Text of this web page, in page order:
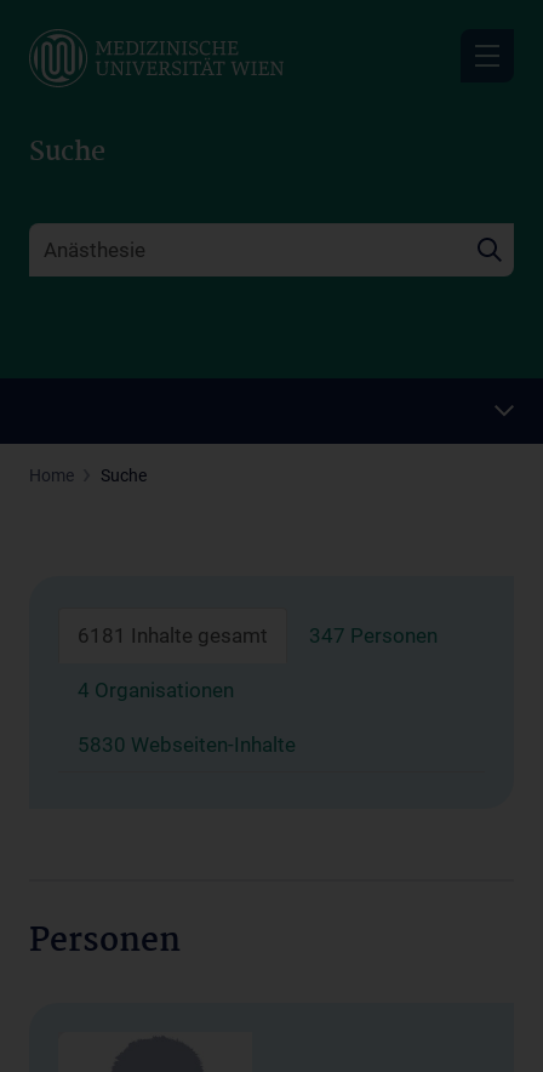
main
Suche
Home Suche
6181 Inhalte gesamt 347 Personen
4 Organisationen
5830 Webseiten-Inhalte
Personen